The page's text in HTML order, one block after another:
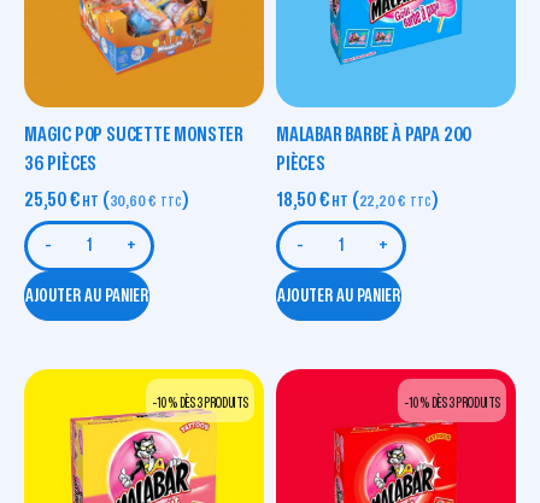
MAGIC POP SUCETTE MONSTER
36 PIÈCES
25,50€ HT (30,60€ TTC)
- +
AJOUTER AU PANIER
MALABAR BARBE À PAPA 200
PIÈCES
18,50€ HT (22,20€ TTC)
- +
AJOUTER AU PANIER
-10 % DÈS 3 PRODUITS -10 % DÈS 3 PRODUITS